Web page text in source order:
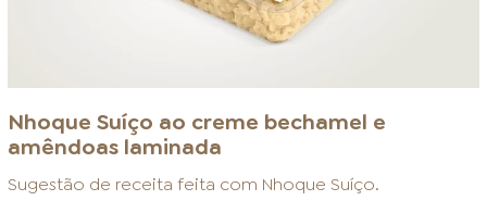
Nhoque Suíço ao creme bechamel e
amêndoas laminada
Sugestão de receita feita com Nhoque Suíço.